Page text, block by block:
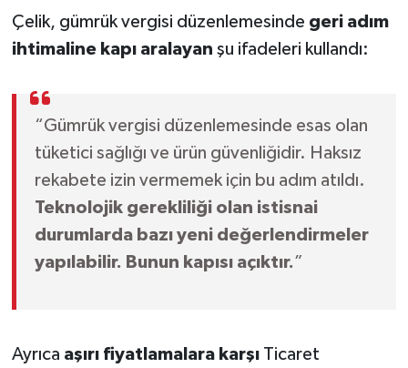
Çelik, gümrük vergisi düzenlemesinde geri adım
ihtimaline kapı aralayan şu ifadeleri kullandı:
“Gümrük vergisi düzenlemesinde esas olan
tüketici sağlığı ve ürün güvenliğidir. Haksız
rekabete izin vermemek için bu adım atıldı.
Teknolojik gerekliliği olan istisnai
durumlarda bazı yeni değerlendirmeler
yapılabilir. Bunun kapısı açıktır.”
Ayrıca aşırı fiyatlamalara karşıTicaret